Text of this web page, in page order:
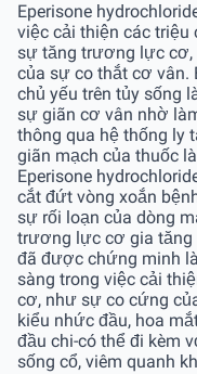
Eperisone
việc cải thiện các triệu
sự tăng trương lực cơ,
của sự co thắt cơ vân.
chủ yếu trên tủy sống
sự giãn cơ vân nhờ
thông qua hệ thống ly
giãn mạch của thuốc
Eperisone
cắt đứt vòng xoắn
sự rối loạn của dòng
trương lực cơ gia tăng
đã được chứng minh
sàng trong việc cải
cơ, như sự co cứng
kiểu nhức đầu, hoa
đầu chi-có thể đi kèm
sống cổ, viêm quanh